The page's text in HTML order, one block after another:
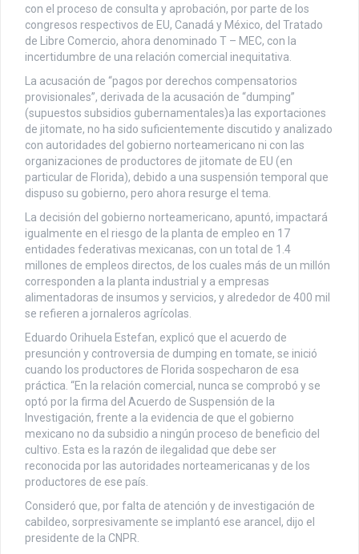
con el proceso de consulta y aprobación, por parte de los
congresos respectivos de EU, Canadá y México, del Tratado
de Libre Comercio, ahora denominado T – MEC, con la
incertidumbre de una relación comercial inequitativa.
La acusación de “pagos por derechos compensatorios
provisionales”, derivada de la acusación de “dumping”
(supuestos subsidios gubernamentales)a las exportaciones
de jitomate, no ha sido suficientemente discutido y analizado
con autoridades del gobierno norteamericano ni con las
organizaciones de productores de jitomate de EU (en
particular de Florida), debido a una suspensión temporal que
dispuso su gobierno, pero ahora resurge el tema.
La decisión del gobierno norteamericano, apuntó, impactará
igualmente en el riesgo de la planta de empleo en 17
entidades federativas mexicanas, con un total de 1.4
millones de empleos directos, de los cuales más de un millón
corresponden a la planta industrial y a empresas
alimentadoras de insumos y servicios, y alrededor de 400 mil
se refieren a jornaleros agrícolas.
Eduardo Orihuela Estefan, explicó que el acuerdo de
presunción y controversia de dumping en tomate, se inició
cuando los productores de Florida sospecharon de esa
práctica. “En la relación comercial, nunca se comprobó y se
optó por la firma del Acuerdo de Suspensión de la
Investigación, frente a la evidencia de que el gobierno
mexicano no da subsidio a ningún proceso de beneficio del
cultivo. Esta es la razón de ilegalidad que debe ser
reconocida por las autoridades norteamericanas y de los
productores de ese país.
Consideró que, por falta de atención y de investigación de
cabildeo, sorpresivamente se implantó ese arancel, dijo el
presidente de la CNPR.